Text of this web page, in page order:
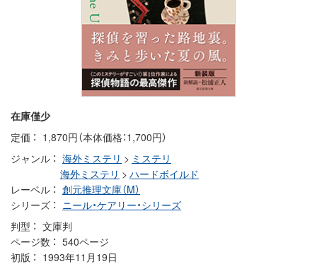
在庫僅少
定価
1,870円（本体価格：1,700円）
ジャンル
海外ミステリ > ミステリ
海外ミステリ > ハードボイルド
レーベル
創元推理文庫（M）
シリーズ
ニール・ケアリー・シリーズ
判型
文庫判
ページ数
540ページ
初版
1993年11月19日